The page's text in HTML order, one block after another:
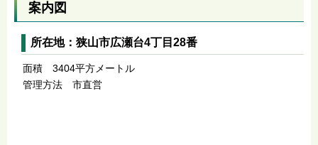
案内図
所在地：狭山市広瀬台4丁目28番
面積 3404平方メートル
管理方法 市直営